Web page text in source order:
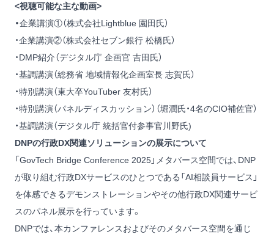
<視聴可能な主な動画>
・企業講演①（株式会社Lightblue 園田氏）
・企業講演②（株式会社セブン銀行 松橋氏）
・DMP紹介（デジタル庁 企画官 吉田氏）
・基調講演（総務省 地域情報化企画室長 志賀氏）
・特別講演（東大卒YouTuber 友村氏）
・特別講演（パネルディスカッション）（堀潤氏・4名のCIO補佐官）
・基調講演（デジタル庁 統括官付参事官川野氏)
DNPの行政DX関連ソリューションの展示について
「GovTech Bridge Conference 2025」メタバース空間では、DNP
が取り組む行政DXサービスのひとつである「AI相談員サービス」
を体感できるデモンストレーションやその他行政DX関連サービ
スのパネル展示を行っています。
DNPでは、本カンファレンスおよびそのメタバース空間を通じ